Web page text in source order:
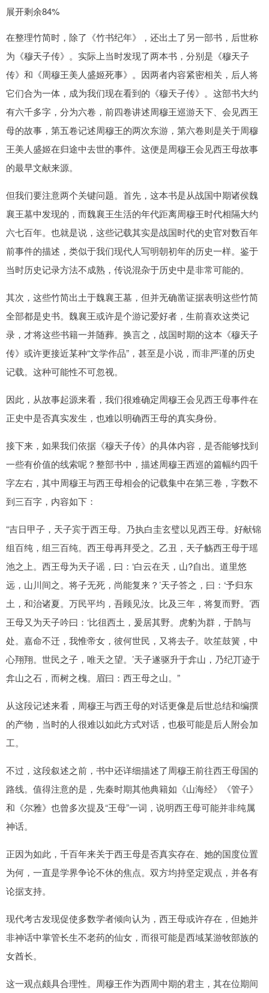
展开剩余84%
在整理竹简时，除了《竹书纪年》，还出土了另一部书，后世称
为《穆天子传》。实际上当时发现了两本书，分别是《穆天子
传》和《周穆王美人盛姬死事》。因两者内容紧密相关，后人将
它们合为一体，成为我们现在看到的《穆天子传》。这部书大约
有六千多字，分为六卷，前四卷讲述周穆王巡游天下、会见西王
母的故事，第五卷记述周穆王的两次东游，第六卷则是关于周穆
王美人盛姬在归途中去世的事件。这便是周穆王会见西王母故事
的最早文献来源。
但我们要注意两个关键问题。首先，这本书是从战国中期诸侯魏
襄王墓中发现的，而魏襄王生活的年代距离周穆王时代相隔大约
六七百年。也就是说，这些记载其实是战国时代的史官对数百年
前事件的描述，类似于我们现代人写明朝初年的历史一样。鉴于
当时历史记录方法不成熟，传说混杂于历史中是非常可能的。
其次，这些竹简出土于魏襄王墓，但并无确凿证据表明这些竹简
全部都是史书。魏襄王或许是个游记爱好者，生前喜欢这类记
录，才将这些书籍一并随葬。换言之，战国时期的这本《穆天子
传》或许更接近某种“文学作品”，甚至是小说，而非严谨的历史
记载。这种可能性不可忽视。
因此，从故事起源来看，我们很难确定周穆王会见西王母事件在
正史中是否真实发生，也难以明确西王母的真实身份。
接下来，如果我们依据《穆天子传》的具体内容，是否能够找到
一些有价值的线索呢？整部书中，描述周穆王西巡的篇幅约四千
字左右，其中周穆王与西王母相会的记载集中在第三卷，字数不
到三百字，内容如下：
“吉日甲子，天子宾于西王母。乃执白圭玄璧以见西王母。好献锦
组百纯，组三百纯。西王母再拜受之。乙丑，天子觞西王母于瑶
池之上。西王母为天子谣，曰：‘白云在天，山?自出。道里悠
远，山川间之。将子无死，尚能复来？’天子答之，曰：‘予归东
土，和治诸夏。万民平均，吾顾见汝。比及三年，将复而野。’西
王母又为天子吟曰：‘比徂西土，爰居其野。虎豹为群，于鹊与
处。嘉命不迁，我惟帝女，彼何世民，又将去子。吹笙鼓簧，中
心翔翔。世民之子，唯天之望。’天子遂驱升于弇山，乃纪丌迹于
弇山之石，而树之槐。眉曰：西王母之山。”
从这段记述来看，周穆王与西王母的对话更像是后世总结和编撰
的产物，当时的人很难以如此方式对话，也极可能是后人附会加
工。
不过，这段叙述之前，书中还详细描述了周穆王前往西王母国的
路线。值得注意的是，先秦时期其他典籍如《山海经》《管子》
和《尔雅》也曾多次提及“王母”一词，说明西王母可能并非纯属
神话。
正因为如此，千百年来关于西王母是否真实存在、她的国度位置
为何，一直是学界争论不休的焦点。双方均持坚定观点，并各有
论据支持。
现代考古发现促使多数学者倾向认为，西王母或许存在，但她并
非神话中掌管长生不老药的仙女，而很可能是西域某游牧部族的
女酋长。
这一观点颇具合理性。周穆王作为西周中期的君主，其在位期间